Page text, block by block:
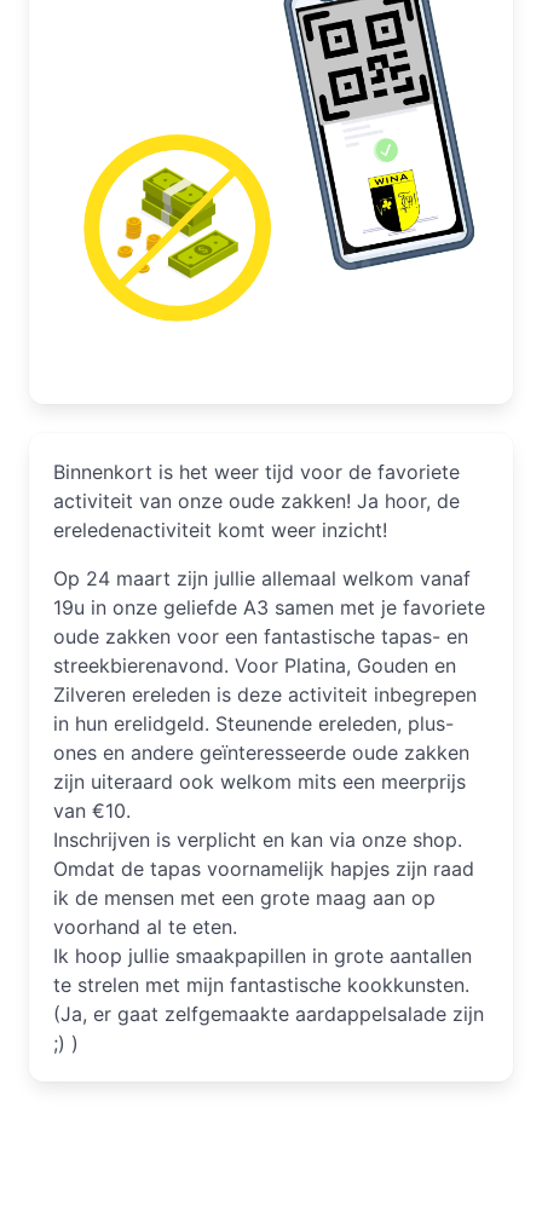
Binnenkort is het weer tijd voor de favoriete
activiteit van onze oude zakken! Ja hoor, de
ereledenactiviteit komt weer inzicht!
Op 24 maart zijn jullie allemaal welkom vanaf
19u in onze geliefde A3 samen met je favoriete
oude zakken voor een fantastische tapas- en
streekbierenavond. Voor Platina, Gouden en
Zilveren ereleden is deze activiteit inbegrepen
in hun erelidgeld. Steunende ereleden, plus-
ones en andere geïnteresseerde oude zakken
zijn uiteraard ook welkom mits een meerprijs
van €10.
Inschrijven is verplicht en kan via onze shop.
Omdat de tapas voornamelijk hapjes zijn raad
ik de mensen met een grote maag aan op
voorhand al te eten.
Ik hoop jullie smaakpapillen in grote aantallen
te strelen met mijn fantastische kookkunsten.
(Ja, er gaat zelfgemaakte aardappelsalade zijn
;) )